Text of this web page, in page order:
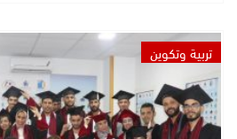
تربية وتكوين